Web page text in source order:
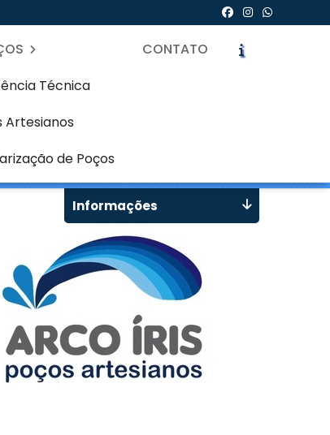
Técnica
Artesianos
de Poços
CONTATO
Informações